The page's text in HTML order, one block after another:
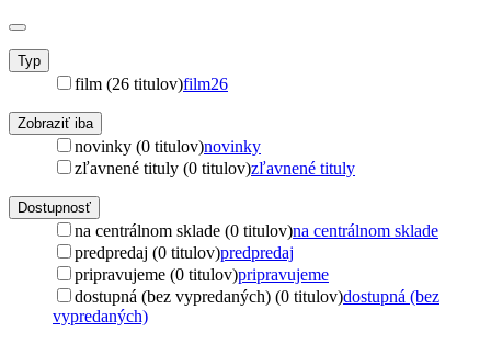
Typ
film (26 titulov)film26
Zobraziť iba
novinky (0 titulov)novinky
zľavnené tituly (0 titulov)zľavnené tituly
Dostupnosť
na centrálnom sklade (0 titulov)na centrálnom sklade
predpredaj (0 titulov)predpredaj
pripravujeme (0 titulov)pripravujeme
dostupná (bez vypredaných) (0 titulov)dostupná (bez
vypredaných)